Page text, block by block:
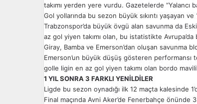
takımı yerden yere vurdu. Gazetelerde “Yalancı
Gol yollarında bu sezon büyük sıkıntı yaşayan
Trabzonspor’da büyük övgü alan savunma da
az gol yiyen takımı olan, bu istatistikte
Giray, Bamba ve Emerson’dan oluşan savunma
Emerson’un büyük düşüş gösteren
golle ligin en az gol yiyen takımı olan bordo
1 YIL SONRA 3 FARKLI YENİLDİLER
Ligde bu sezon oynadığı ilk 12 maçta kalesinde
Final maçında Avni Aker’de Fenerbahçe